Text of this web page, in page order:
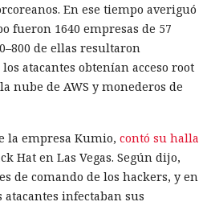
En ese tiempo averiguó
fueron 1640 empresas de 57
de ellas resultaron
atacantes obtenían acceso root
nube de AWS y monederos de
la empresa Kumio, contó su halla
Hat en Las Vegas. Según dijo,
de comando de los hackers, y en
atacantes infectaban sus